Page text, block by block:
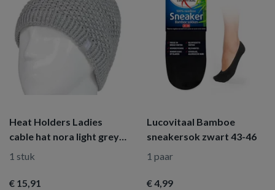
Heat Holders Ladies
cable hat nora light grey
one size
1 stuk
€ 15,91
Lucovitaal Bamboe
sneakersok zwart 43-46
1 paar
€ 4,99